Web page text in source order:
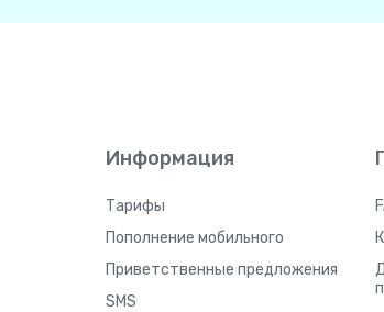
Информация
Тарифы
Пополнение мобильного
Приветственные предложения
SMS